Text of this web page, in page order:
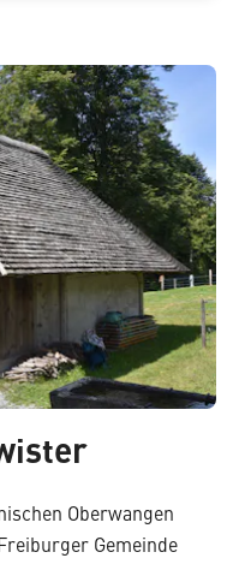
Oberwangen
Gemeinde